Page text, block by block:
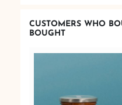
CUSTOMERS WHO
BOUGHT